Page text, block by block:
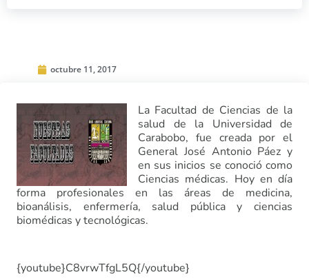
octubre 11, 2017
La Facultad de Ciencias de la
salud de la Universidad de
Carabobo, fue creada por el
General José Antonio Páez y
en sus inicios se conoció como
Ciencias médicas. Hoy en día
forma profesionales en las áreas de medicina,
bioanálisis, enfermería, salud pública y ciencias
biomédicas y tecnológicas.
{youtube}C8vrwTfgL5Q{/youtube}